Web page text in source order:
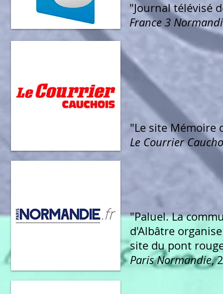
"Journal télévisé
France 3
"Le site Mémoire
Le Courrier
"Paluel. La
d'Albâtre
site du pont
Paris Normandie,